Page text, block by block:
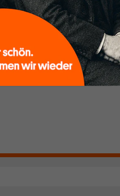
SIE MAKROSKOP
Dann hier einloggen!